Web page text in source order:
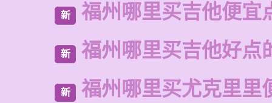
新 福州哪里买吉他便宜
新 福州哪里买吉他好点
新 福州哪里买尤克里里